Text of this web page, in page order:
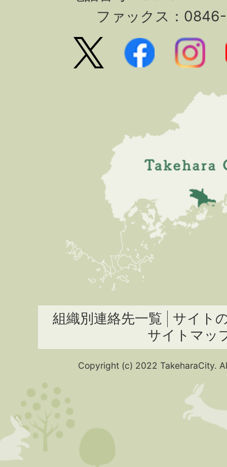
ファックス：
組織別連絡先一覧
サイト
サイトマッ
Copyright (c) 2022 TakeharaCity.